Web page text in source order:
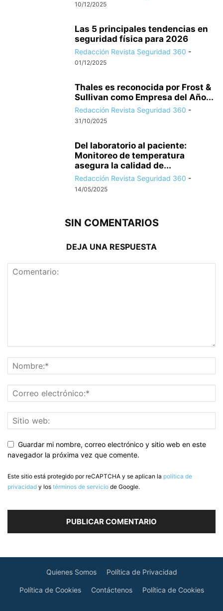
10/12/2025
Las 5 principales tendencias en
seguridad física para 2026
Redacción Revista Seguridad 360 -
01/12/2025
Thales es reconocida por Frost &
Sullivan como Empresa del Año...
Redacción Revista Seguridad 360 -
31/10/2025
Del laboratorio al paciente:
Monitoreo de temperatura
asegura la calidad de...
Redacción Revista Seguridad 360 -
14/05/2025
SIN COMENTARIOS
DEJA UNA RESPUESTA
Guardar mi nombre, correo electrónico y sitio web en este
navegador la próxima vez que comente.
Este sitio está protegido por reCAPTCHA y se aplican la política de
privacidad y los términos de servicio de Google.
Quienes Somos Política de Privacidad
Política de Cookies Contáctenos Política de Cookies